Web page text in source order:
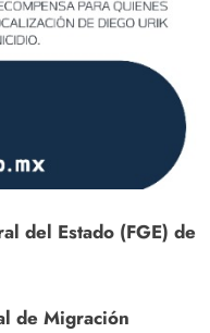
del Estado (FGE) de
de Migración